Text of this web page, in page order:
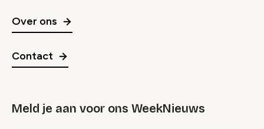
Over ons
Contact
Meld je aan voor ons WeekNieuws